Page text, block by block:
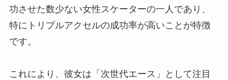
功させた数少ない女性スケーターの一人であり、
特にトリプルアクセルの成功率が高いことが特徴
です。
これにより、彼女は「次世代エース」として注目